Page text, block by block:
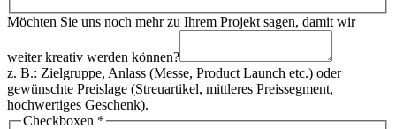
Möchten Sie uns noch mehr zu Ihrem Projekt sagen, damit wir
weiter kreativ werden können?
z. B.: Zielgruppe, Anlass (Messe, Product Launch etc.) oder
gewünschte Preislage (Streuartikel, mittleres Preissegment,
hochwertiges Geschenk).
Checkboxen *